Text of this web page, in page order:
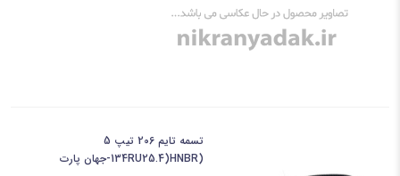
تسمه تایم 206 تیپ 5
(134RU25.4)HNBR-جهان پارت